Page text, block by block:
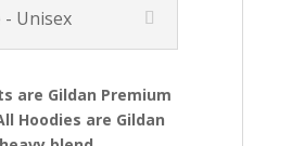
- Unisex
are Gildan Premium
Hoodies are Gildan